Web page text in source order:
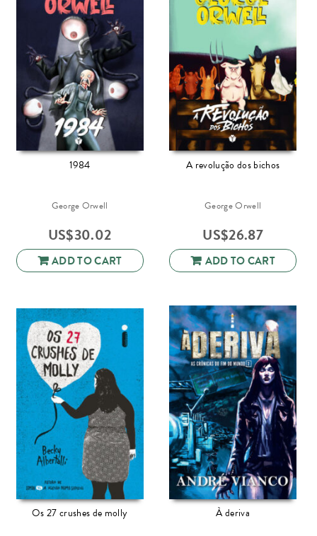
1984
George Orwell
US$30.02
ADD TO CART
A revolução dos bichos
George Orwell
US$26.87
ADD TO CART
Os 27 crushes de molly À deriva